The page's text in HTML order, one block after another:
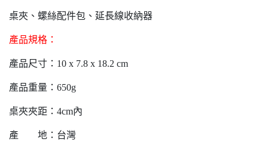
桌夾、螺絲配件包、延長線收納器
產品規格：
產品尺寸：10 x 7.8 x 18.2 cm
產品重量：650g
桌夾夾距：4cm內
產 地：台灣